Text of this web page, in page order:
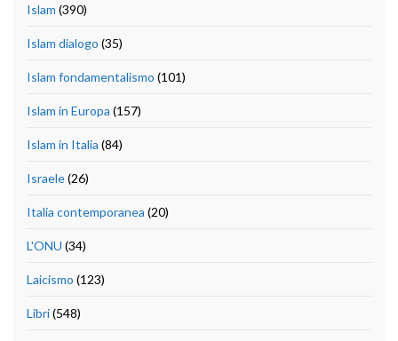
Islam (390)
Islam dialogo (35)
Islam fondamentalismo (101)
Islam in Europa (157)
Islam in Italia (84)
Israele(26)
Italia contemporanea (20)
L'ONU (34)
Laicismo (123)
Libri(548)